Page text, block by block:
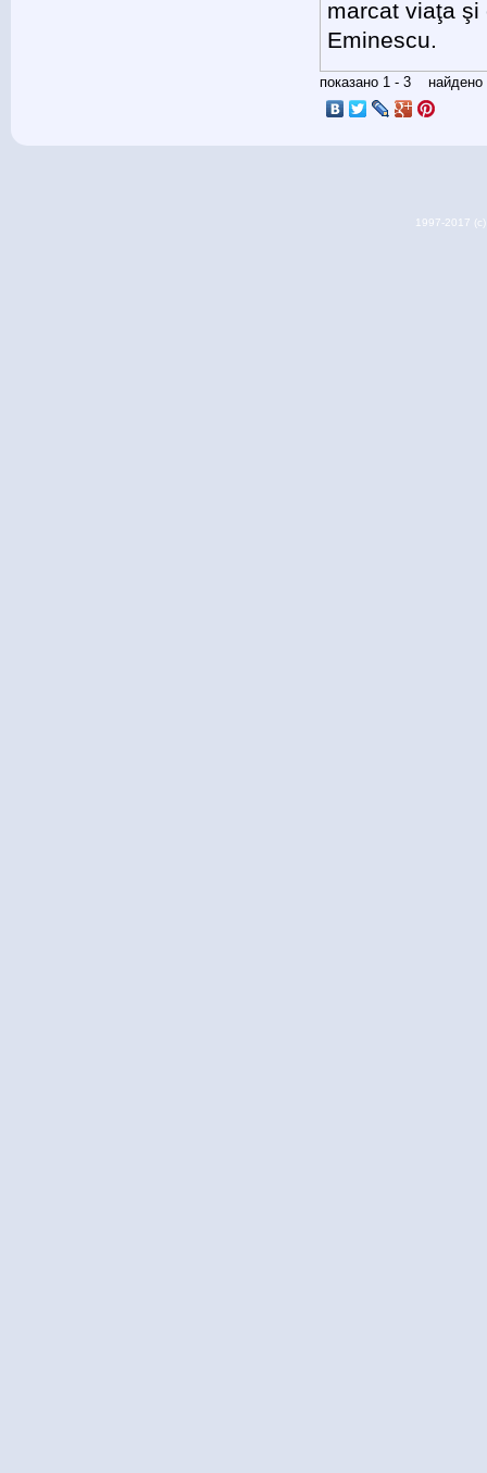
marcat viaţa
Eminescu.
показано 1 - 3 найдено
1997-2017